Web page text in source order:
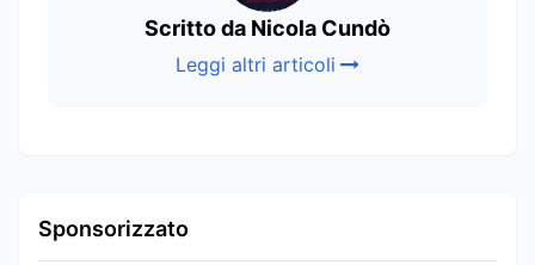
Scritto da Nicola Cundò
Leggi altri articoli
Sponsorizzato